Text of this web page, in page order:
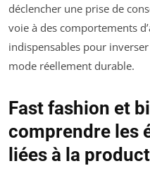
déclencher une prise de
voie à des comportements
indispensables pour
mode réellement durable.
Fast fashion et
comprendre les
liées à la